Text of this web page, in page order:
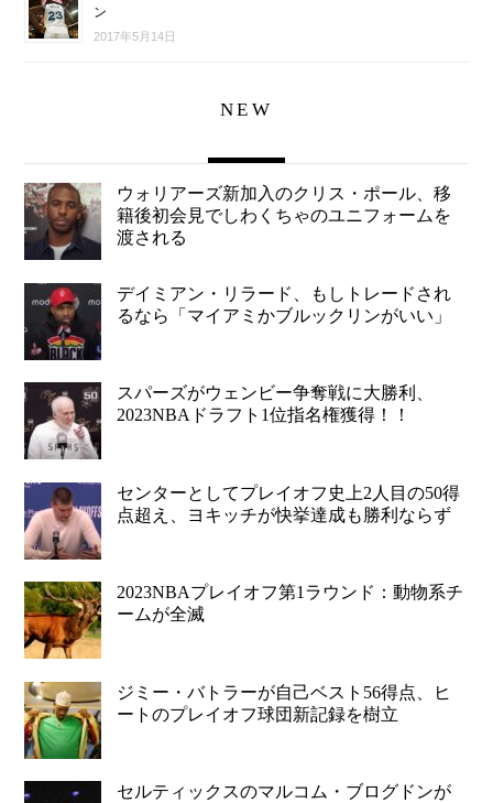
ン
2017年5月14日
NEW
ウォリアーズ新加入のクリス・ポール、移
籍後初会見でしわくちゃのユニフォームを
渡される
デイミアン・リラード、もしトレードされ
るなら「マイアミかブルックリンがいい」
スパーズがウェンビー争奪戦に大勝利、
2023NBAドラフト1位指名権獲得！！
センターとしてプレイオフ史上2人目の50得
点超え、ヨキッチが快挙達成も勝利ならず
2023NBAプレイオフ第1ラウンド：動物系チ
ームが全滅
ジミー・バトラーが自己ベスト56得点、ヒ
ートのプレイオフ球団新記録を樹立
セルティックスのマルコム・ブログドンが